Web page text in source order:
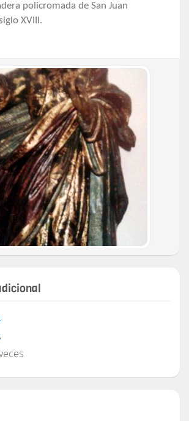
policromada de San Juan
XVIII.